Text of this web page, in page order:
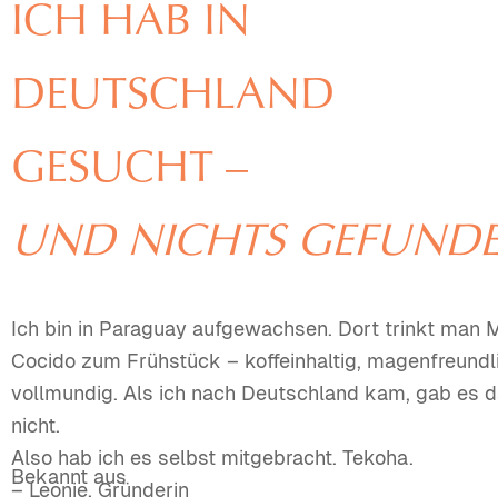
ICH HAB IN
DEUTSCHLAND
GESUCHT –
UND NICHTS
Ich bin in Paraguay aufgewachsen. Dort trinkt man
Cocido zum Frühstück – koffeinhaltig,
vollmundig. Als ich nach Deutschland kam, gab es
nicht.
Also hab ich es selbst mitgebracht. Tekoha.
– Leonie, Gründerin
Bekannt aus